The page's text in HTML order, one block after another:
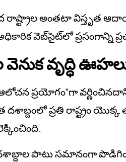
అంతటా విస్తృత
వెబ్‌సైట్‌లో ప్రసంగాన్ని
వృద్ధి
ప్రయోగం"గా
ప్రతి రాష్ట్రం యొక్క
దశాబ్దాల పాటు సమానంగా